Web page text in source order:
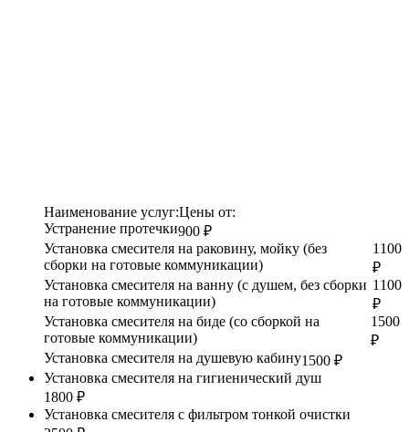
Наименование услуг:Цены от:
Устранение протечки900 ₽
Установка смесителя на раковину, мойку (без
сборки на готовые коммуникации)
1100
₽
Установка смесителя на ванну (с душем, без сборки
на готовые коммуникации)
1100
₽
Установка смесителя на биде (со сборкой на
готовые коммуникации)
1500
₽
Установка смесителя на душевую кабину1500 ₽
Установка смесителя на гигиенический душ
1800 ₽
Установка смесителя с фильтром тонкой очистки